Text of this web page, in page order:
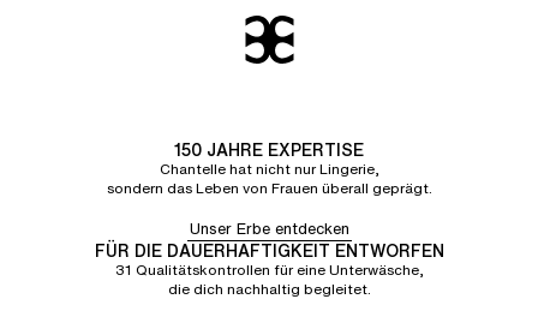
150 JAHRE EXPERTISE
Chantelle hat nicht nur Lingerie,
sondern das Leben von Frauen überall geprägt.
Unser Erbe entdecken
FÜR DIE DAUERHAFTIGKEIT ENTWORFEN
31 Qualitätskontrollen für eine Unterwäsche,
die dich nachhaltig begleitet.